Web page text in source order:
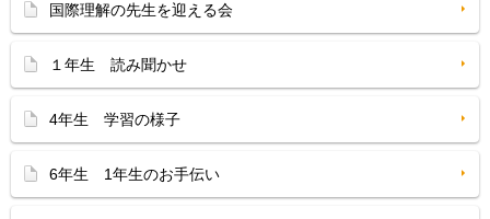
国際理解の先生を迎える会
１年生 読み聞かせ
4年生 学習の様子
6年生 1年生のお手伝い